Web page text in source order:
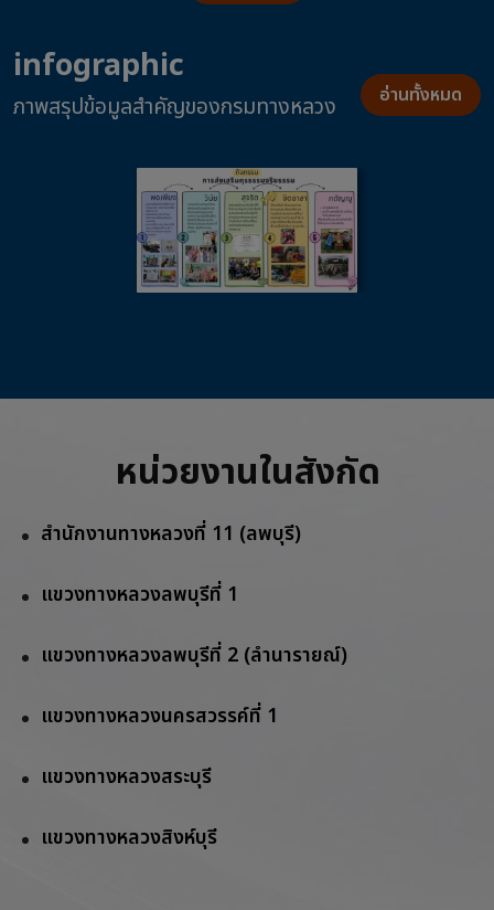
infographic
ภาพสรุปข้อมูลสำคัญของกรมทางหลวง อ่านทั้งหมด
หน่วยงานในสังกัด
สำนักงานทางหลวงที่ 11 (ลพบุรี)
แขวงทางหลวงลพบุรีที่ 1
แขวงทางหลวงลพบุรีที่ 2 (ลำนารายณ์)
แขวงทางหลวงนครสวรรค์ที่ 1
แขวงทางหลวงสระบุรี
แขวงทางหลวงสิงห์บุรี